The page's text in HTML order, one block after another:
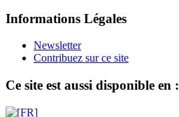
Informations Légales
Newsletter
Contribuez sur ce site
Ce site est aussi disponible en :